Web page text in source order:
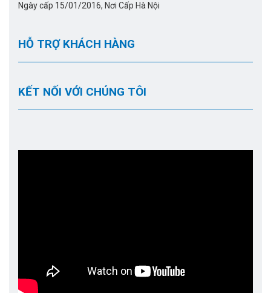
Ngày cấp 15/01/2016, Nơi Cấp Hà Nội
HỖ TRỢ KHÁCH HÀNG
KẾT NỐI VỚI CHÚNG TÔI